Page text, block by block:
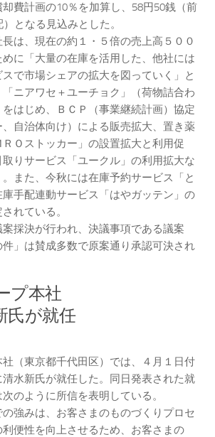
費計画の10％を加算し、58円50銭（前
となる見込みとした。
は、現在の約１・５倍の売上高５００
に「大量の在庫を活用した、他社には
で市場シェアの拡大を図っていく」と
ニアワセ＋ユーチョク」（荷物詰合わ
はじめ、ＢＣＰ（事業継続計画）協定
自治体向け）による販売拡大、置き薬
Ｏストッカー」の設置拡大と利用促
りサービス「ユークル」の利用拡大な
また、今秋には在庫予約サービス「と
手配連動サービス「はやガッテン」の
れている。
採決が行われ、決議事項である議案
件」は賛成多数で原案通り承認可決され
プ本社
氏が就任
（東京都千代田区）では、４月１日付
水新氏が就任した。同日発表された就
のように所信を表明している。
強みは、お客さまのものづくりプロセ
便性を向上させるため、お客さまの